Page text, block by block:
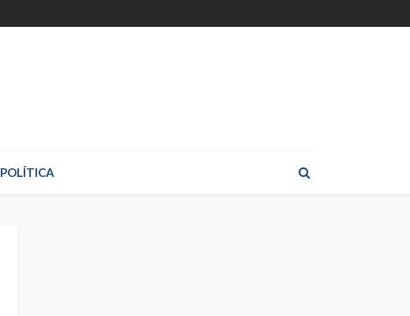
POLÍTICA